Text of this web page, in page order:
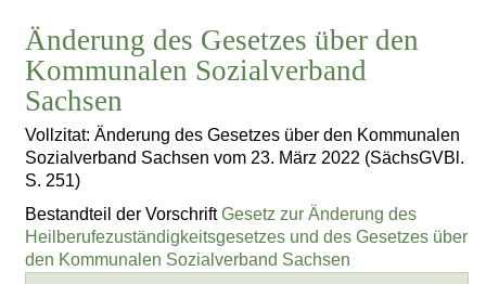
Änderung des Gesetzes über den
Kommunalen Sozialverband
Sachsen
Vollzitat: Änderung des Gesetzes über den Kommunalen
Sozialverband Sachsen vom 23. März 2022 (SächsGVBl.
S. 251)
Bestandteil der VorschriftGesetz zur Änderung des
Heilberufezuständigkeitsgesetzes und des Gesetzes über
den Kommunalen Sozialverband Sachsen